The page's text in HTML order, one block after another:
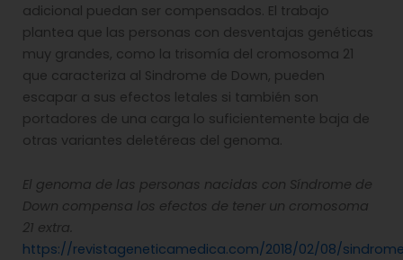
adicional puedan ser compensados. El trabajo
plantea que las personas con desventajas genéticas
muy grandes, como la trisomía del cromosoma 21
que caracteriza al Sindrome de Down, pueden
escapar a sus efectos letales si también son
portadores de una carga lo suficientemente baja de
otras variantes deletéreas del genoma.
El genoma de las personas nacidas con Síndrome de
Down compensa los efectos de tener un cromosoma
21 extra.
https://revistageneticamedica.com/2018/02/08/